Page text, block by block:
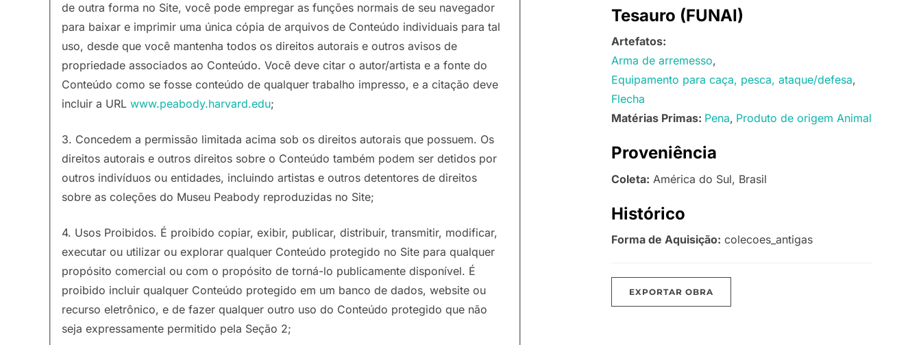
de outra forma no Site, você pode empregar as funções normais de seu navegador
para baixar e imprimir uma única cópia de arquivos de Conteúdo individuais para tal
uso, desde que você mantenha todos os direitos autorais e outros avisos de
propriedade associados ao Conteúdo. Você deve citar o autor/artista e a fonte do
Conteúdo como se fosse conteúdo de qualquer trabalho impresso, e a citação deve
incluir a URL www.peabody.harvard.edu;
3. Concedem a permissão limitada acima sob os direitos autorais que possuem. Os
direitos autorais e outros direitos sobre o Conteúdo também podem ser detidos por
outros indivíduos ou entidades, incluindo artistas e outros detentores de direitos
sobre as coleções do Museu Peabody reproduzidas no Site;
4. Usos Proibidos. É proibido copiar, exibir, publicar, distribuir, transmitir, modificar,
executar ou utilizar ou explorar qualquer Conteúdo protegido no Site para qualquer
propósito comercial ou com o propósito de torná-lo publicamente disponível. É
proibido incluir qualquer Conteúdo protegido em um banco de dados, website ou
recurso eletrônico, e de fazer qualquer outro uso do Conteúdo protegido que não
seja expressamente permitido pela Seção 2;
Tesauro (FUNAI)
Artefatos:
Arma de arremesso
Equipamento para caça, pesca, ataque/defesa
Flecha
Matérias Primas: Pena Produto de origem Animal
Proveniência
Coleta: América do Sul, Brasil
Histórico
Forma de Aquisição: colecoes_antigas
EXPORTAR OBRA